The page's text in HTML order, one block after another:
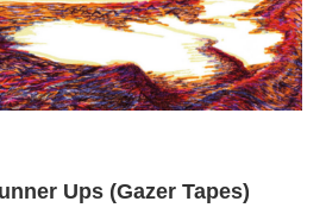
Ups (Gazer Tapes)